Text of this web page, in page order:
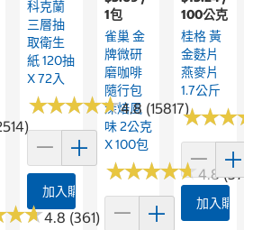
★★
★★4.8 (361)
科克蘭
三層抽
取衛生
紙 120抽
X 72入
★★★★★
★★★★★4.8 (15817)
加入購物車
1包
雀巢 金
牌微研
磨咖啡
隨行包
深焙風
味 2公克
X 100包
★★★★★
★★★★★4.8
100公克
桂格 黃
金麩片
燕麥片
1.7公斤
★★★
★★★
加入購物